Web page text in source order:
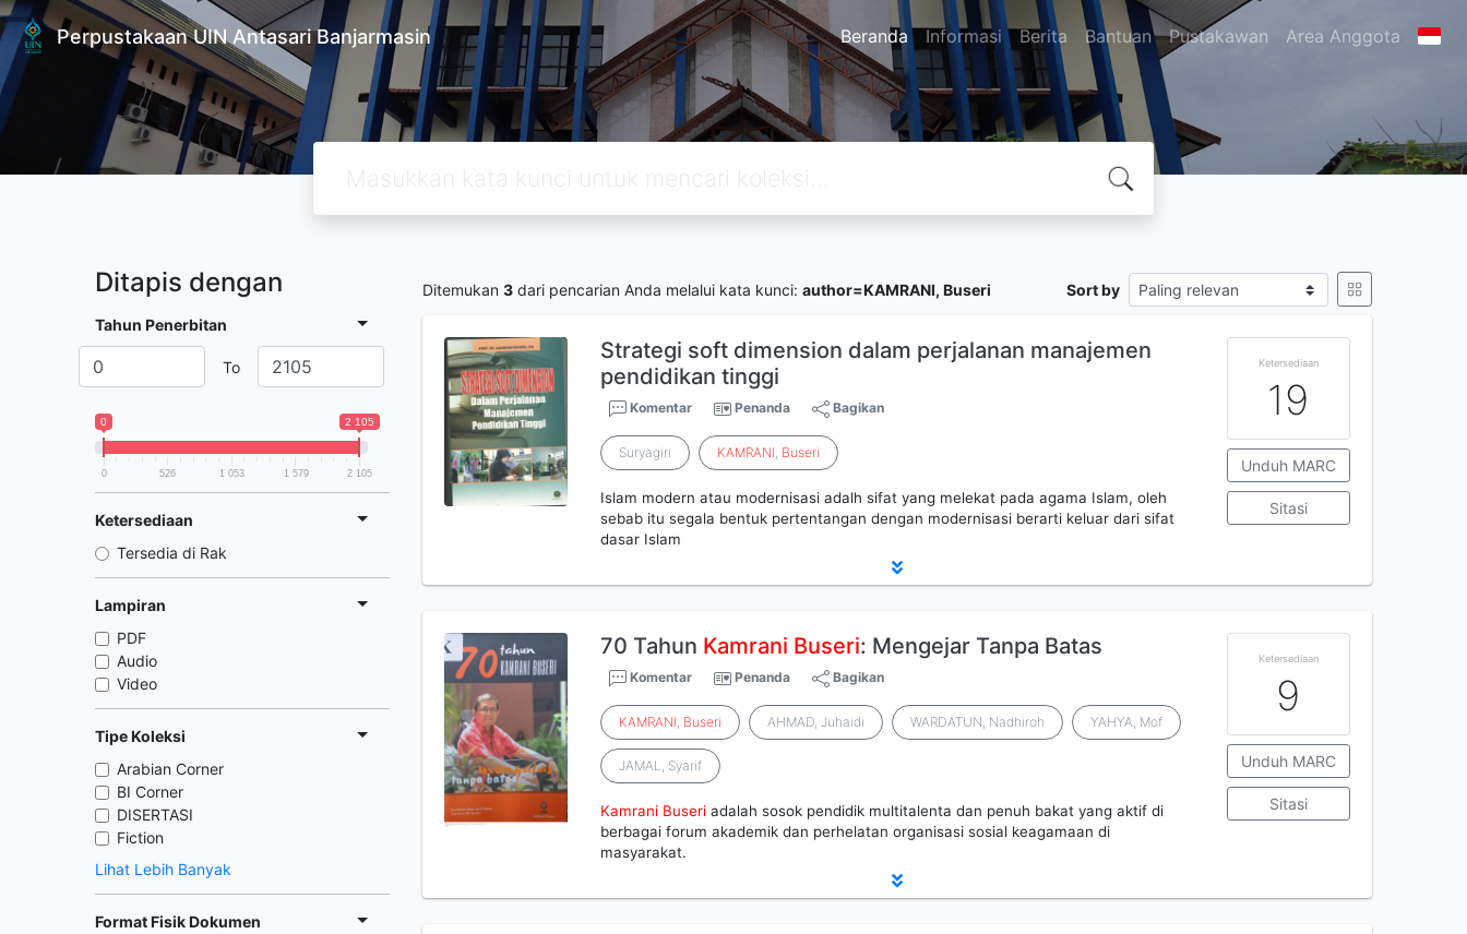
Perpustakaan UIN Antasari Banjarmasin Beranda Informasi Berita Bantuan Pustakawan Area Anggota
Ditapis dengan
Tahun Penerbitan
To
0 2 105
0 526 1 053 1 579 2 105
Ketersediaan
Tersedia di Rak
Lampiran
PDF
Audio
Video
Tipe Koleksi
Arabian Corner
BI Corner
DISERTASI
Fiction
Lihat Lebih Banyak
Format Fisik Dokumen
Ditemukan 3 dari pencarian Anda melalui kata kunci: author=KAMRANI, Buseri Sort by
Strategi soft dimension dalam perjalanan manajemen
pendidikan tinggi
Komentar Penanda Bagikan
Suryagiri KAMRANI, Buseri
Islam modern atau modernisasi adalh sifat yang melekat pada agama Islam, oleh
sebab itu segala bentuk pertentangan dengan modernisasi berarti keluar dari sifat
dasar Islam
Ketersediaan
19
Unduh MARC
Sitasi
70 Tahun Kamrani Buseri: Mengejar Tanpa Batas
Komentar Penanda Bagikan
KAMRANI, Buseri AHMAD, Juhaidi WARDATUN, Nadhiroh YAHYA, Mof
JAMAL, Syarif
Kamrani Buseri adalah sosok pendidik multitalenta dan penuh bakat yang aktif di
berbagai forum akademik dan perhelatan organisasi sosial keagamaan di
masyarakat.
Ketersediaan
9
Unduh MARC
Sitasi